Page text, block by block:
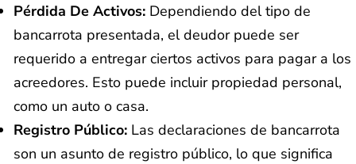
Pérdida De Activos: Dependiendo del tipo de
bancarrota presentada, el deudor puede ser
requerido a entregar ciertos activos para pagar a los
acreedores. Esto puede incluir propiedad personal,
como un auto o casa.
Registro Público: Las declaraciones de bancarrota
son un asunto de registro público, lo que significa